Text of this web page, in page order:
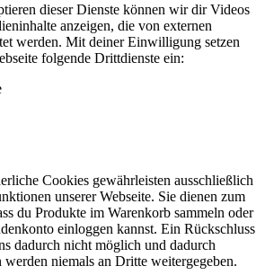
dieser Dienste können wir dir Videos
anzeigen, die von externen
werden. Mit deiner Einwilligung setzen
folgende Drittdienste ein:
Cookies gewährleisten ausschließlich
unserer Webseite. Sie dienen zum
du Produkte im Warenkorb sammeln oder
einloggen kannst. Ein Rückschluss
dadurch nicht möglich und dadurch
werden niemals an Dritte weitergegeben.